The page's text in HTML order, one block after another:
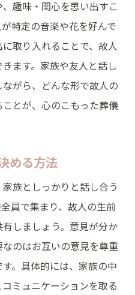
趣味・関心を思い出すこ
特定の音楽や花を好んで
取り入れることで、故人
ます。家族や友人と話し
がら、どんな形で故人の
とが、心のこもった葬儀
める方法
族としっかりと話し合う
員で集まり、故人の生前
しましょう。意見が分か
のはお互いの意見を尊重
。具体的には、家族の中
ミュニケーションを取る